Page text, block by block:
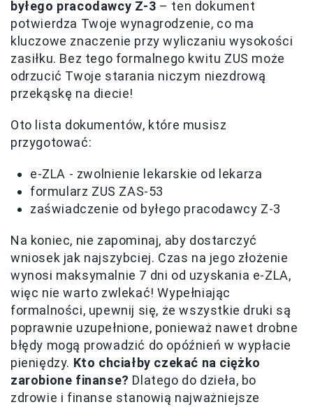
byłego pracodawcy Z-3 – ten dokument
potwierdza Twoje wynagrodzenie, co ma
kluczowe znaczenie przy wyliczaniu wysokości
zasiłku. Bez tego formalnego kwitu ZUS może
odrzucić Twoje starania niczym niezdrową
przekąskę na diecie!
Oto lista dokumentów, które musisz
przygotować:
e-ZLA - zwolnienie lekarskie od lekarza
formularz ZUS ZAS-53
zaświadczenie od byłego pracodawcy Z-3
Na koniec, nie zapominaj, aby dostarczyć
wniosek jak najszybciej. Czas na jego złożenie
wynosi maksymalnie 7 dni od uzyskania e-ZLA,
więc nie warto zwlekać! Wypełniając
formalności, upewnij się, że wszystkie druki są
poprawnie uzupełnione, ponieważ nawet drobne
błędy mogą prowadzić do opóźnień w wypłacie
pieniędzy. Kto chciałby czekać na ciężko
zarobione finanse? Dlatego do dzieła, bo
zdrowie i finanse stanowią najważniejsze